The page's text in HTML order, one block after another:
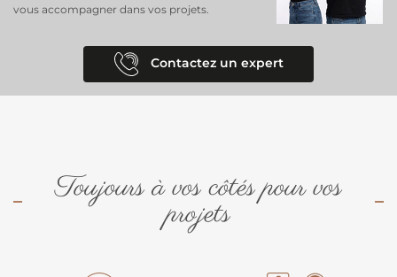
vous accompagner dans vos projets.
Contactez un expert
Toujours à vos côtés pour vos
projets